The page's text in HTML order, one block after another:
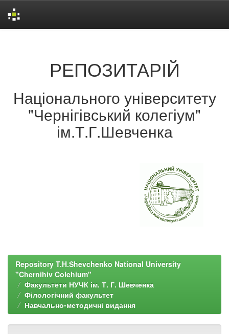
РЕПОЗИТАРІЙ
Національного університету
"Чернігівський колегіум"
ім.Т.Г.Шевченка
Repository T.H.Shevchenko National University
"Chernihiv Colehium"
Факультети НУЧК ім. Т. Г. Шевченка
Філологічний факультет
Навчально-методичні видання